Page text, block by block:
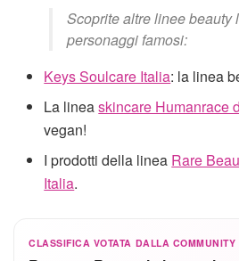
Scoprite altre linee beauty
personaggi famosi:
Keys Soulcare Italia: la linea
La lineaskincare Humanrace
vegan!
I prodotti della linea Rare
Italia.
CLASSIFICA VOTATA DALLA COMMUNITY